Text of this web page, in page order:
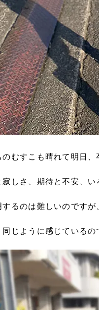
のむすこも晴れて明日、
しさ、期待と不安、い
するのは難しいのです
じように感じているの